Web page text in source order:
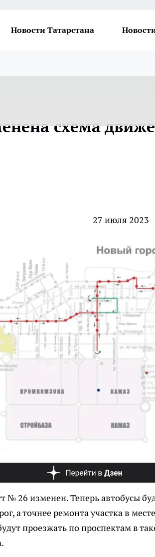
Новости Татарстана
схема
27 июля 2023
№ 26 изменен. Теперь автобусы
а точнее ремонта участка в месте
проезжать по проспектам в